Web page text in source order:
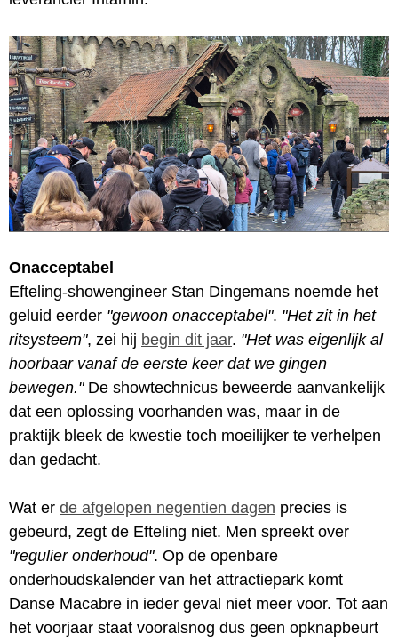
Onacceptabel
Efteling-showengineer Stan Dingemans noemde het
geluid eerder "gewoon onacceptabel". "Het zit in het
ritsysteem", zei hij begin dit jaar. "Het was eigenlijk al
hoorbaar vanaf de eerste keer dat we gingen
bewegen."De showtechnicus beweerde aanvankelijk
dat een oplossing voorhanden was, maar in de
praktijk bleek de kwestie toch moeilijker te verhelpen
dan gedacht.
Wat er de afgelopen negentien dagen precies is
gebeurd, zegt de Efteling niet. Men spreekt over
"regulier onderhoud". Op de openbare
onderhoudskalender van het attractiepark komt
Danse Macabre in ieder geval niet meer voor. Tot aan
het voorjaar staat vooralsnog dus geen opknapbeurt